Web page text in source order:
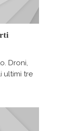
Droni,
ultimi tre